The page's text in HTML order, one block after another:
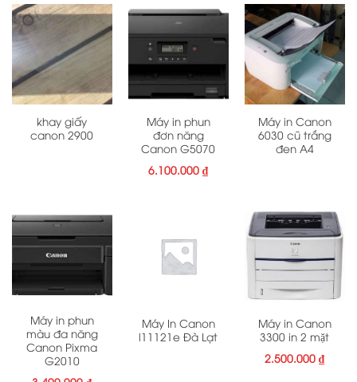
khay giấy
canon 2900
Máy in phun
đơn năng
Canon G5070
6.100.000₫
Máy in Canon
6030 cũ trắng
đen A4
Máy in phun
màu đa năng
Canon Pixma
G2010
Máy In Canon
l11121e Đà Lạt
Máy in Canon
3300 in 2 mặt
2.500.000₫